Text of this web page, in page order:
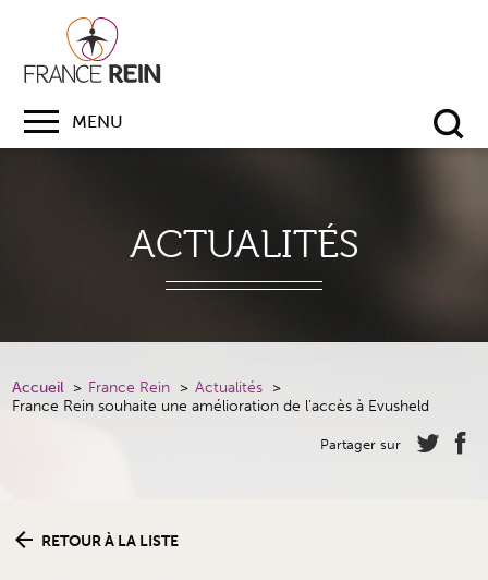
MENU
ACTUALITÉS
Accueil France Rein
Actualités
France Rein souhaite une amélioration de l'accès à Evusheld
Partager sur
RETOUR À LA LISTE